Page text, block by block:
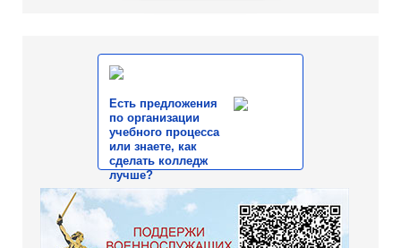
Есть предложения
по организации
учебного процесса
или знаете, как
сделать колледж
лучше?